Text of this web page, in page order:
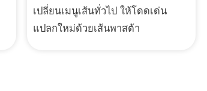
เปลี่ยนเมนูเส้นทั่วไป ให้โดดเด่น
แปลกใหม่ด้วยเส้นพาสต้า